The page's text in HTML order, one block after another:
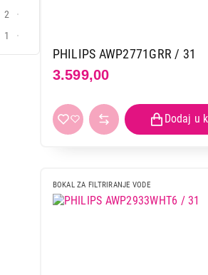
2
1
PHILIPS AWP2771GRR / 31
3.599,00
BOKAL ZA FILTRIRANJE VODE